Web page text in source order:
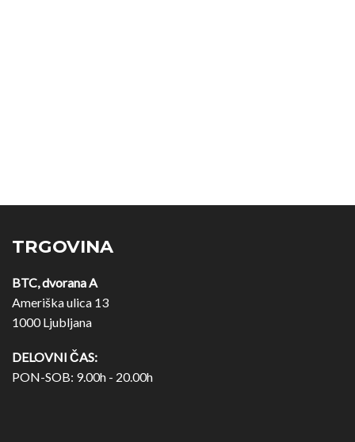
TRGOVINA
BTC, dvorana A
Ameriška ulica 13
1000 Ljubljana
DELOVNI ČAS:
PON-SOB: 9.00h - 20.00h